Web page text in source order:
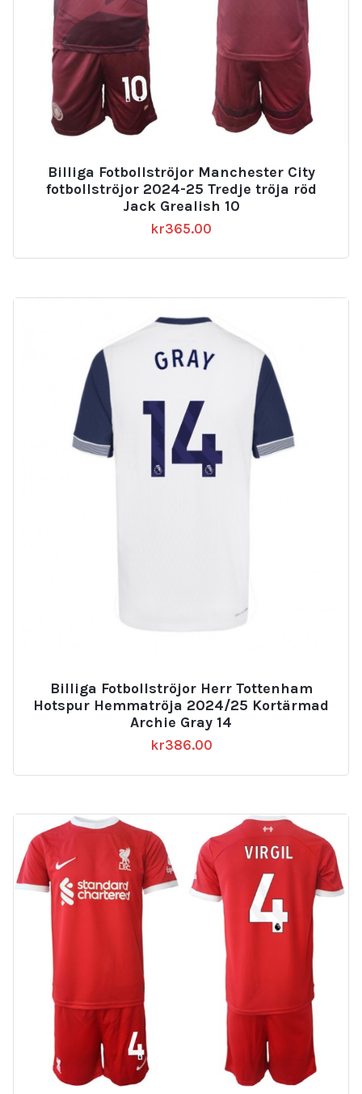
Billiga Fotbollströjor Manchester City
fotbollströjor 2024-25 Tredje tröja röd
Jack Grealish 10
kr365.00
Billiga Fotbollströjor Herr Tottenham
Hotspur Hemmatröja 2024/25 Kortärmad
Archie Gray 14
kr386.00